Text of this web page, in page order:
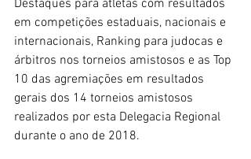
Destaques para atletas com resultados
em competições estaduais, nacionais e
internacionais, Ranking para judocas e
árbitros nos torneios amistosos e as Top
10 das agremiações em resultados
gerais dos 14 torneios amistosos
realizados por esta Delegacia Regional
durante o ano de 2018.